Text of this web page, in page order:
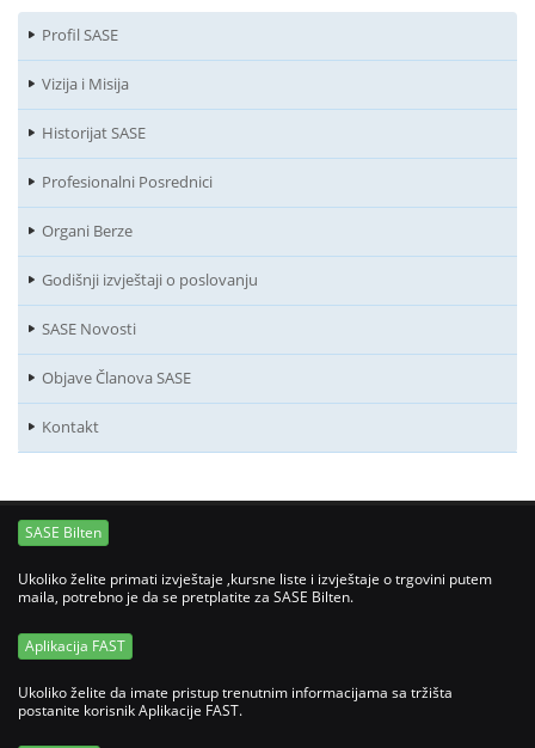
Profil SASE
Vizija i Misija
Historijat SASE
Profesionalni Posrednici
Organi Berze
Godišnji izvještaji o poslovanju
SASE Novosti
Objave Članova SASE
Kontakt
SASE Bilten
Ukoliko želite primati izvještaje ,kursne liste i izvještaje o trgovini putem
maila, potrebno je da se pretplatite za SASE Bilten.
Aplikacija FAST
Ukoliko želite da imate pristup trenutnim informacijama sa tržišta
postanite korisnik Aplikacije FAST.